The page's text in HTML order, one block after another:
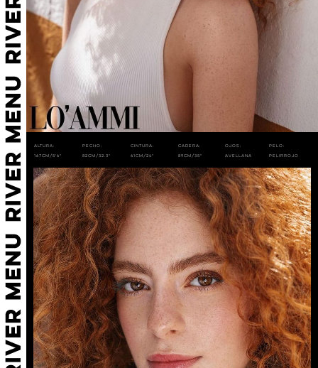
Altura:
167cm/5'6"
Pecho:
82cm/32.3"
Cintura:
61cm/24"
Cadera:
89cm/35"
Ojos:
Avellana
Pelo:
Pelirrojo